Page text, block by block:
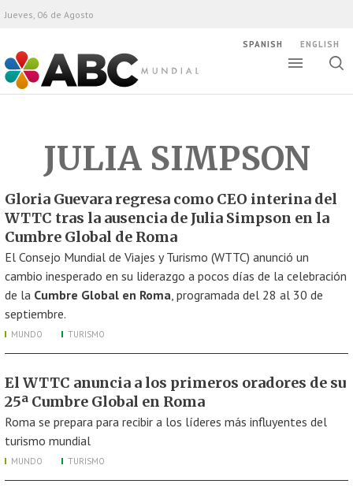
ABC Mundial
Jueves, 06 de Agosto
SPANISH ENGLISH
JULIA SIMPSON
Gloria Guevara regresa como CEO interina del
WTTC tras la ausencia de Julia Simpson en la
Cumbre Global de Roma
El Consejo Mundial de Viajes y Turismo (WTTC) anunció un
cambio inesperado en su liderazgo a pocos días de la celebración
de la Cumbre Global en Roma, programada del 28 al 30 de
septiembre.
MUNDO TURISMO
El WTTC anuncia a los primeros oradores de su
25ª Cumbre Global en Roma
Roma se prepara para recibir a los líderes más influyentes del
turismo mundial
MUNDO TURISMO